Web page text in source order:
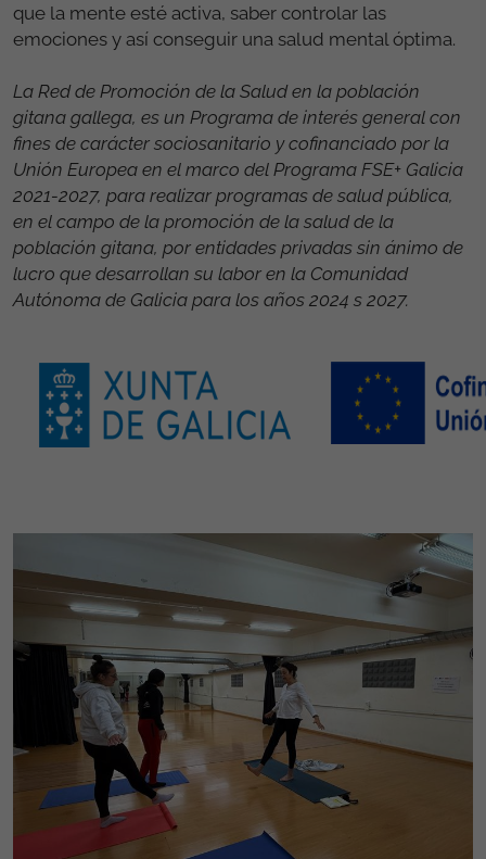
que la mente esté activa, saber controlar las
emociones y así conseguir una salud mental óptima.
La Red de Promoción de la Salud en la población
gitana gallega, es un Programa de interés general con
fines de carácter sociosanitario y cofinanciado por la
Unión Europea en el marco del Programa FSE+ Galicia
2021-2027, para realizar programas de salud pública,
en el campo de la promoción de la salud de la
población gitana, por entidades privadas sin ánimo de
lucro que desarrollan su labor en la Comunidad
Autónoma de Galicia para los años 2024 s 2027.